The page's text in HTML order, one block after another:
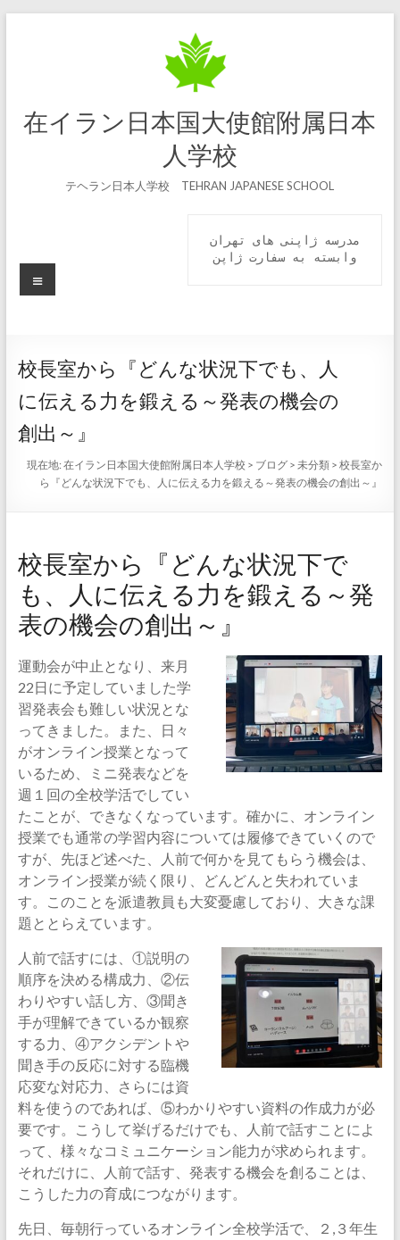
在イラン日本国大使館附属日本
人学校
テヘラン日本人学校 TEHRAN JAPANESE SCHOOL
مدرسه ژاپنی های تهران
メ
ニ
校長室から『どんな状況下でも、人
に伝える力を鍛える～発表の機会の
創出～』
現在地:在イラン日本国大使館附属日本人学校 > ブログ >未分類 >校長室か
ら『どんな状況下でも、人に伝える力を鍛える～発表の機会の創出～』
校長室から『どんな状況下で
も、人に伝える力を鍛える～発
表の機会の創出～』
運動会が中止となり、来月
22日に予定していました学
習発表会も難しい状況とな
ってきました。また、日々
がオンライン授業となって
いるため、ミニ発表などを
週１回の全校学活でしてい
たことが、できなくなっています。確かに、オンライン
授業でも通常の学習内容については履修できていくので
すが、先ほど述べた、人前で何かを見てもらう機会は、
オンライン授業が続く限り、どんどんと失われていま
す。このことを派遣教員も大変憂慮しており、大きな課
題ととらえています。
人前で話すには、①説明の
順序を決める構成力、②伝
わりやすい話し方、③聞き
手が理解できているか観察
する力、④アクシデントや
聞き手の反応に対する臨機
応変な対応力、さらには資
料を使うのであれば、⑤わかりやすい資料の作成力が必
要です。こうして挙げるだけでも、人前で話すことによ
って、様々なコミュニケーション能力が求められます。
それだけに、人前で話す、発表する機会を創ることは、
こうした力の育成につながります。
先日、毎朝行っているオンライン全校学活で、２,３年生